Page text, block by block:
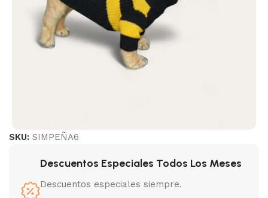
SKU: SIMPEÑA6
Descuentos Especiales Todos Los Meses
Descuentos especiales siempre.